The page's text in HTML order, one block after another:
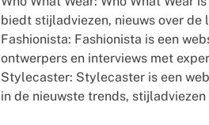
biedt stijladviezen, nieuws over
Fashionista: Fashionista is een
ontwerpers en interviews met
Stylecaster: Stylecaster is een
in de nieuwste trends,